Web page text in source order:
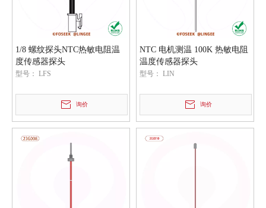
1/8 螺纹探头NTC热敏电阻温
度传感器探头
型号： LFS
询价
NTC 电机测温 100K 热敏电阻
温度传感器探头
型号： LIN
询价